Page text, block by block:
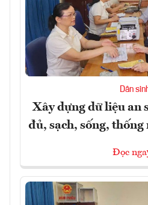
Dân
Xây dựng dữ liệu an
đủ, sạch, sống,
Đọc